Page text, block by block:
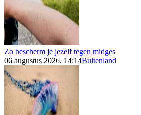
Zo bescherm je jezelf tegen midges
06 augustus 2026, 14:14Buitenland